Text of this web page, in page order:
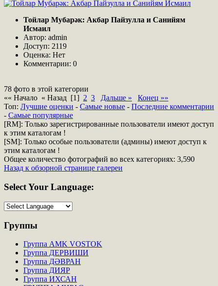
Тойлар Мубарәк: Акбар Пайзулла и Санийям
Исмаил
Автор: admin
Доступ: 2119
Оценка: Нет
Комментарии: 0
78 фото в этой категории
«« Начало « Назад [1] 2 3 Дальше »
Конец »»
Топ: Лучшие оценки - Самые новые - Последние комментарии
- Самые популярные
[RM]: Только зарегистрированные пользователи имеют доступ
к этим каталогам !
[SM]: Только особые пользователи (админы) имеют доступ к
этим каталогам !
Общее количество фотографий во всех категориях: 3,590
Назад к обзорной странице галереи
SelectYour Language:
Группы
Группа AMK VOSTOK
Группа ДЕРВИШИ
Группа ДӘВРАН
Группа ДИЯР
Группа ИХСАН